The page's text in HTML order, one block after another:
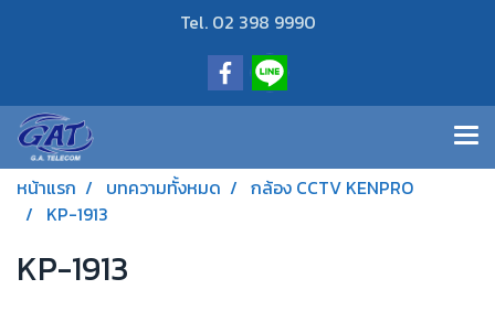
Tel. 02 398 9990
หน้าแรก บทความทั้งหมด
กล้อง CCTV KENPRO
KP-1913
KP-1913